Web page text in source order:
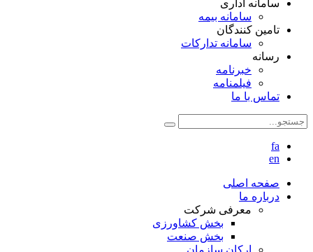
سامانه اداری
سامانه بیمه
تامین کنندگان
سامانه تدارکات
رسانه
خبرنامه
فیلمنامه
تماس با ما
fa
en
صفحه اصلی
درباره ما
معرفی شرکت
بخش کشاورزی
بخش صنعت
ارکان سازمان